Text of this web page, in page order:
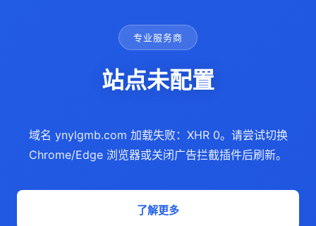
专业服务商
站点未配置
域名 ynylgmb.com 加载失败：XHR 0。请尝试切换
Chrome/Edge 浏览器或关闭广告拦截插件后刷新。
了解更多